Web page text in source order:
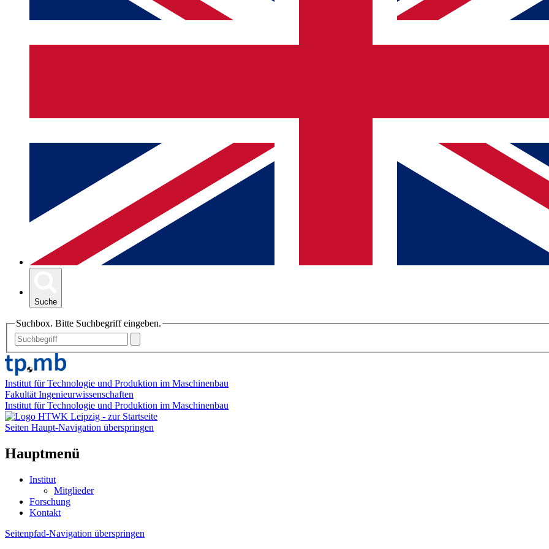
Suche
Suchbox. Bitte Suchbegriff eingeben.
Institut für Technologie und Produktion im Maschinenbau
Fakultät Ingenieurwissenschaften
Institut für Technologie und Produktion im Maschinenbau
Seiten Haupt-Navigation überspringen
Hauptmenü
Institut
Mitglieder
Forschung
Kontakt
Seitenpfad-Navigation überspringen